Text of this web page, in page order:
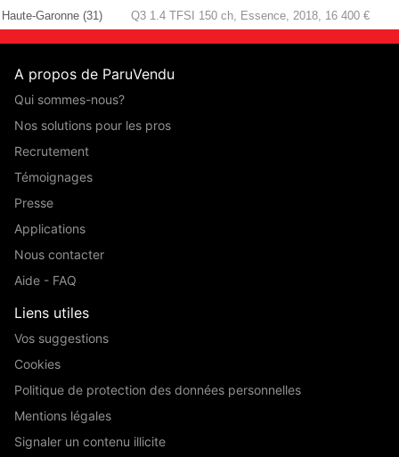
Haute-Garonne (31)
Q3 1.4 TFSI 150 ch, Essence, 2018, 16 400 €
A propos de ParuVendu
Qui sommes-nous?
Nos solutions pour les pros
Recrutement
Témoignages
Presse
Applications
Nous contacter
Aide - FAQ
Liens utiles
Vos suggestions
Cookies
Politique de protection des données personnelles
Mentions légales
Signaler un contenu illicite